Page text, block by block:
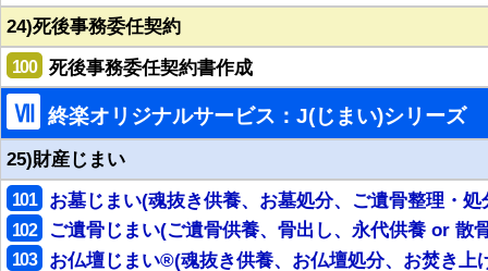
24)死後事務委任契約
100 死後事務委任契約書作成
Ⅶ 終楽オリジナルサービス：J(じまい)シリーズ
25)財産じまい
101 お墓じまい(魂抜き供養、お墓処分、ご遺骨整理・処
102 ご遺骨じまい(ご遺骨供養、骨出し、永代供養 or 散
103 お仏壇じまい®(魂抜き供養、お仏壇処分、お焚き上